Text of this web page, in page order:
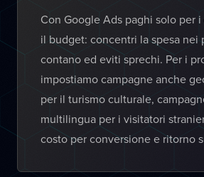
Con Google Ads paghi solo per
il budget: concentri la spesa nei
contano ed eviti sprechi. Per i
impostiamo campagne anche
per il turismo culturale,
multilingua per i visitatori
costo per conversione e ritorno